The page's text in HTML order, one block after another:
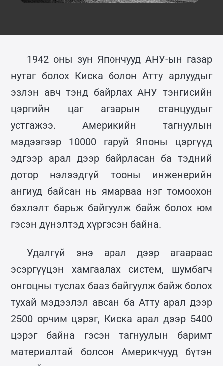
1942 оны зун Япончууд АНУ-ын газар
нутаг болох Киска болон Атту арлуудыг
эзлэн авч тэнд байрлах АНУ тэнгисийн
цэргийн цаг агаарын станцуудыг
устгажээ. Америкийн тагнуулын
мэдээгээр 10000 гаруй Японы цэргүүд
эдгээр арал дээр байрласан ба тэдний
дотор нэлээдгүй тооны инженерийн
ангиуд байсан нь ямарваа нэг томоохон
бэхлэлт барьж байгуулж байж болох юм
гэсэн дүнэлтэд хүргэсэн байна.
Удалгүй энэ арал дээр агаараас
эсэргүүцэн хамгаалах систем, шумбагч
онгоцны туслах бааз байгуулж байж болох
тухай мэдээлэл авсан ба Атту арал дээр
2500 орчим цэрэг, Киска арал дээр 5400
цэрэг байна гэсэн тагнуулын баримт
материалтай болсон Америкчууд бүтэн